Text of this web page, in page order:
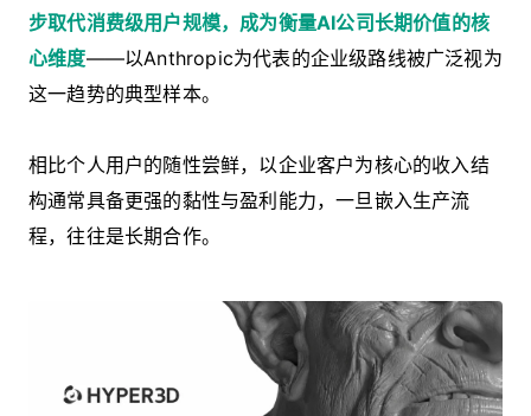
步取代消费级用户规模，成为衡量AI公司长期价值的核
心维度——以Anthropic为代表的企业级路线被广泛视为
这一趋势的典型样本。
相比个人用户的随性尝鲜，以企业客户为核心的收入结
构通常具备更强的黏性与盈利能力，一旦嵌入生产流
程，往往是长期合作。